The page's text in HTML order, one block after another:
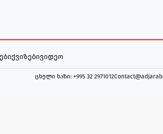
ქვიზებივიდეო
ცხელი ხაზი: +995 32 2971012